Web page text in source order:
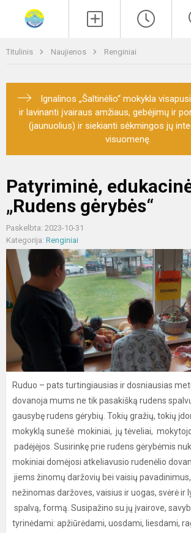
Titulinis Naujienos Renginiai
Ignalinos „Šaltinėlio“ mokykla
ir lavinanti įvairaus amžiaus, gebėjimų ir
(jaunuolius) ir siekianti sėkmingos jų
visuomenę.
Patyriminė,
„Rudens gėrybės“
Paskelbta: 2023-10-31
Kategorija: Renginiai
Ruduo – pats turtingiausias ir dosniausias
dovanoja mums ne tik pasakišką rudens
gausybę rudens gėrybių. Tokių gražių, tokių
mokyklą sunešė mokiniai, jų tėveliai,
padėjėjos. Susirinkę prie rudens gėrybėmis
mokiniai domėjosi atkeliavusio rudenėlio
jiems žinomų daržovių bei vaisių
nežinomas daržoves, vaisius ir uogas, svėrė ir
spalvą, formą. Susipažino su jų įvairove,
tyrinėdami: apžiūrėdami, uosdami, liesdami,